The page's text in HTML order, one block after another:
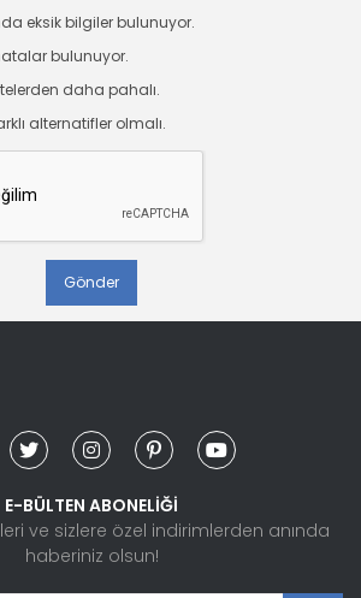
eksik bilgiler bulunuyor.
bulunuyor.
daha pahalı.
alternatifler olmalı.
Gönder
E-BÜLTEN ABONELİĞİ
ve sizlere özel indirimlerden anında
haberiniz olsun!